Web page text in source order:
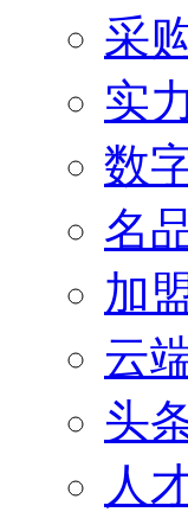
采
实
数
名
加
云
头
人